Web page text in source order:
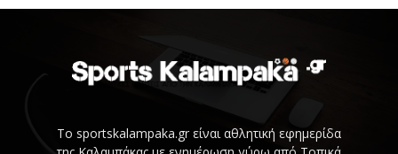
Το sportskalampaka.gr είναι αθλητική εφημερίδα